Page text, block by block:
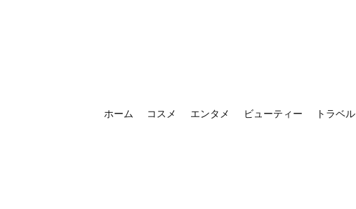
ホーム コスメ エンタメ ビューティー トラベル